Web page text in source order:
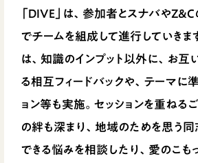
「DIVE」は、参加者とスナバや
でチームを組成して進行していきま
は、知識のインプット以外に、お互
る相互フィードバックや、テーマに
ョン等も実施。セッションを重ねる
の絆も深まり、地域のためを思う
できる悩みを相談したり、愛のこも